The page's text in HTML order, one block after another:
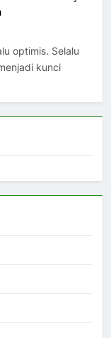
optimis. Selalu
kunci